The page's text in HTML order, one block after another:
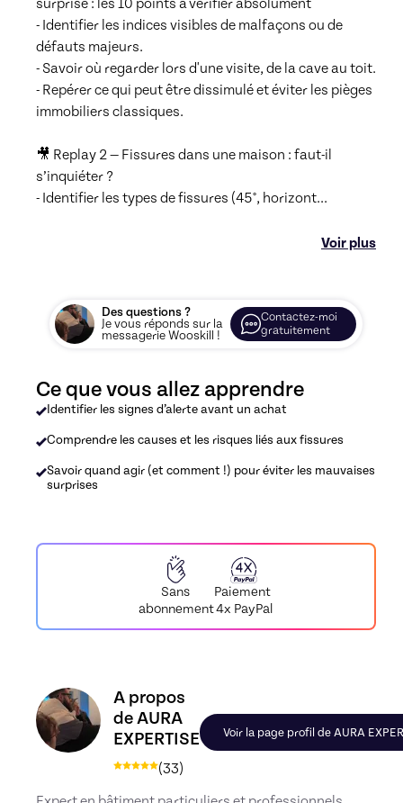
surprise : les 10 points à vérifier absolument
- Identifier les indices visibles de malfaçons ou de
défauts majeurs.
- Savoir où regarder lors d'une visite, de la cave au toit.
- Repérer ce qui peut être dissimulé et éviter les pièges
immobiliers classiques.
🎥 Replay 2 — Fissures dans une maison : faut-il
s’inquiéter ?
- Identifier les types de fissures (45°, horizont...
Voir plus
Des questions ?
Je vous réponds sur la
messagerie Wooskill !
Contactez-moi
gratuitement
Ce que vous allez apprendre
Identifier les signes d’alerte avant un achat
Comprendre les causes et les risques liés aux fissures
Savoir quand agir (et comment !) pour éviter les mauvaises
surprises
Sans
abonnement
Paiement
4x PayPal
Découvrez le profil de AURA EXPERTISE,
A propos
de AURA
EXPERTISE
(33)
Voir la page profil de AURA